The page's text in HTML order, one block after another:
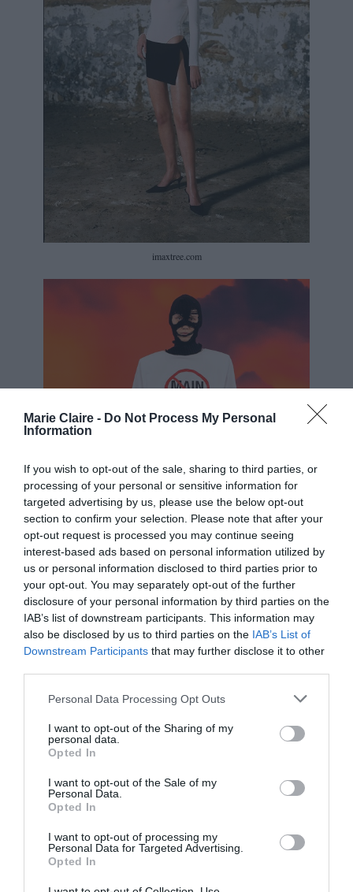
Marie Claire - Do Not Process My Personal
Information
If you wish to opt-out of the sale, sharing to third parties, or
processing of your personal or sensitive information for
targeted advertising by us, please use the below opt-out
section to confirm your selection. Please note that after your
opt-out request is processed you may continue seeing
interest-based ads based on personal information utilized by
us or personal information disclosed to third parties prior to
your opt-out. You may separately opt-out of the further
disclosure of your personal information by third parties on the
IAB’s list of downstream participants. This information may
also be disclosed by us to third parties on the IAB’s List of
Downstream Participants that may further disclose it to other
Personal Data Processing Opt Outs
I want to opt-out of the Sharing of my
personal data.
Opted In
I want to opt-out of the Sale of my
Personal Data.
Opted In
I want to opt-out of processing my
Personal Data for Targeted Advertising.
Opted In
imaxtree.com
Η μίντι πλισέ φούστα μας ξανασυστήνεται με
διάφορα twists από τους οίκους